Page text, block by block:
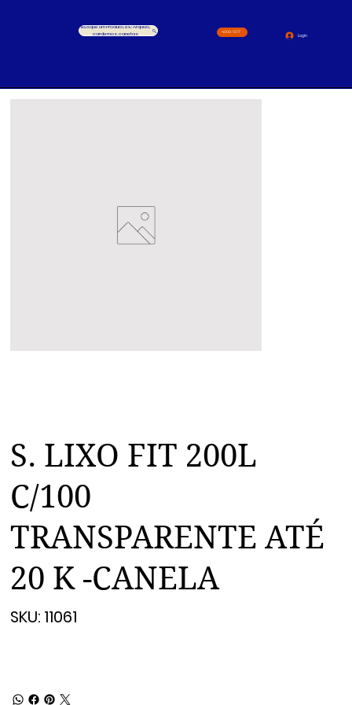
Busque um Produto, ex.: Arquivo,
cardernos, canetas
4000-1517
Login
S. LIXO FIT 200L
C/100
TRANSPARENTE ATÉ
20 K -CANELA
SKU:
11061
11061